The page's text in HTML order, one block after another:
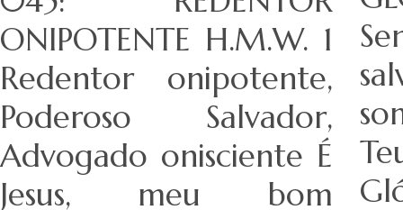
ONIPOTENTE H.M.W. 1
Redentor onipotente,
Poderoso Salvador,
Advogado onisciente É
Jesus, meu bom